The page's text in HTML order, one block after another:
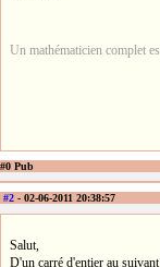
Un mathématicien complet
#0 Pub
#2 - 02-06-2011 20:38:57
Salut,
D'un carré d'entier au